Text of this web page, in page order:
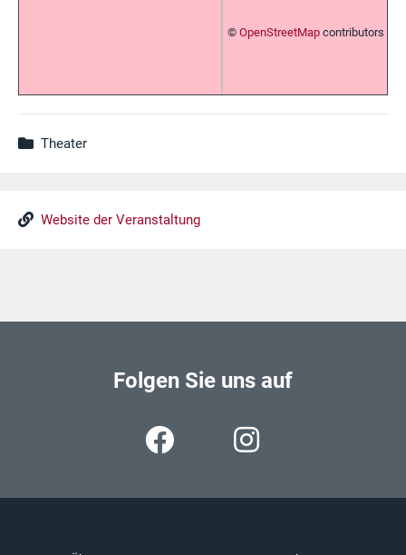
© OpenStreetMap contributors
Theater
Website der Veranstaltung
Folgen Sie uns auf